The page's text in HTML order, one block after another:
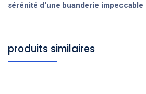
sérénité d'une buanderie impeccable
produits similaires